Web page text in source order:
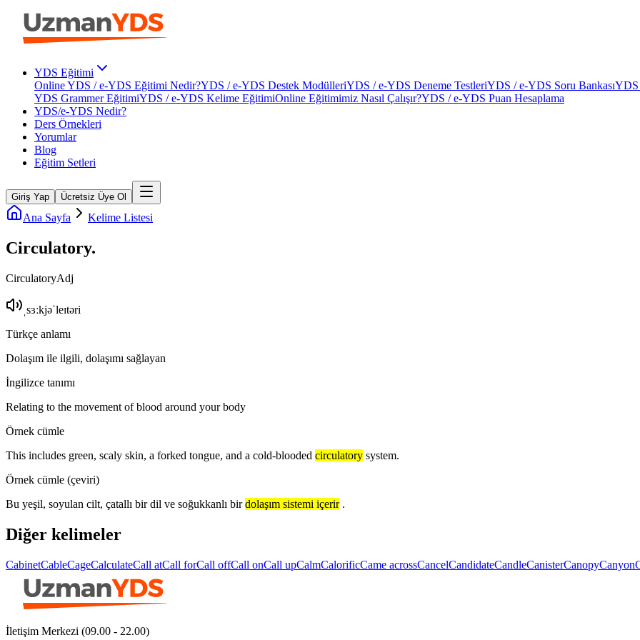
YDS Eğitimi
Online YDS / e-YDS Eğitimi Nedir?YDS / e-YDS Destek ModülleriYDS / e-YDS Deneme TestleriYDS / e-YDS Soru BankasıYDS
YDS Grammer EğitimiYDS / e-YDS Kelime EğitimiOnline Eğitimimiz Nasıl Çalışır?YDS / e-YDS Puan Hesaplama
YDS/e-YDS Nedir?
Ders Örnekleri
Yorumlar
Blog
Eğitim Setleri
Giriş Yap Ücretsiz Üye Ol
Ana Sayfa Kelime Listesi
Circulatory.
CirculatoryAdj
ˌsɜːkjəˈleɪtəri
Türkçe anlamı
Dolaşım ile ilgili, dolaşımı sağlayan
İngilizce tanımı
Relating to the movement of blood around your body
Örnek cümle
This includes green, scaly skin, a forked tongue, and a cold-blooded circulatory system.
Örnek cümle (çeviri)
Bu yeşil, soyulan cilt, çatallı bir dil ve soğukkanlı bir dolaşım sistemi içerir .
Diğer kelimeler
CabinetCableCageCalculateCall atCall forCall offCall onCall upCalmCalorificCame acrossCancelCandidateCandleCanisterCanopyCanyon
İletişim Merkezi (09.00 - 22.00)